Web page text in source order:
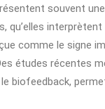
souvent
comme le signe
études récentes
biofeedback,